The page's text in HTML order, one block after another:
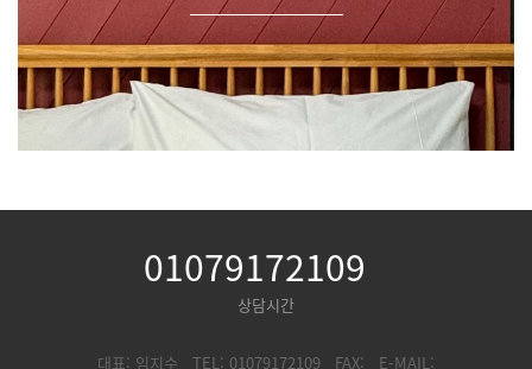
01079172109
상담시간
대표: 임지수 TEL: 01079172109 FAX: E-MAIL: